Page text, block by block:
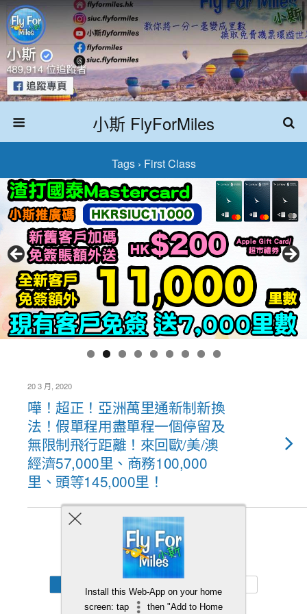
小斯 FlyForMiles
Tags › First Class
20 3 月, 2020
嘩！超正！亞洲萬里通新制新換
法！假單程用盡單程一個停留及
無限制飛行距離！來回歐/美/澳
經濟57,000里、商務100,000
里、頭等145,000里！
Back to top
Install this Web-App on your home
screen: tap
then "Add to Home